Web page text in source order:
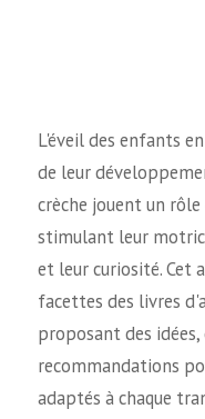
L'éveil des enfants
de leur
crèche jouent un rôle
stimulant leur
et leur curiosité. Cet
facettes des livres
proposant des
recommandations
adaptés à chaque